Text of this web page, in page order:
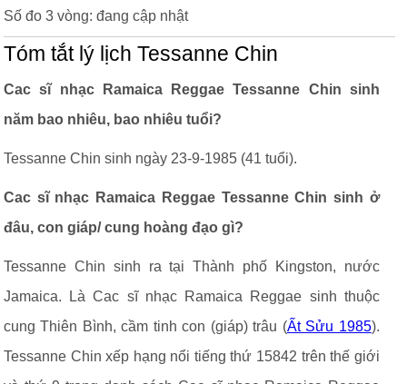
Số đo 3 vòng: đang cập nhật
Tóm tắt lý lịch Tessanne Chin
Cac sĩ nhạc Ramaica Reggae Tessanne Chin sinh
năm bao nhiêu, bao nhiêu tuổi?
Tessanne Chin sinh ngày 23-9-1985 (41 tuổi).
Cac sĩ nhạc Ramaica Reggae Tessanne Chin sinh ở
đâu, con giáp/ cung hoàng đạo gì?
Tessanne Chin sinh ra tại Thành phố Kingston, nước
Jamaica. Là Cac sĩ nhạc Ramaica Reggae sinh thuộc
cung Thiên Bình, cầm tinh con (giáp) trâu (Ất Sửu 1985).
Tessanne Chin xếp hạng nổi tiếng thứ 15842 trên thế giới